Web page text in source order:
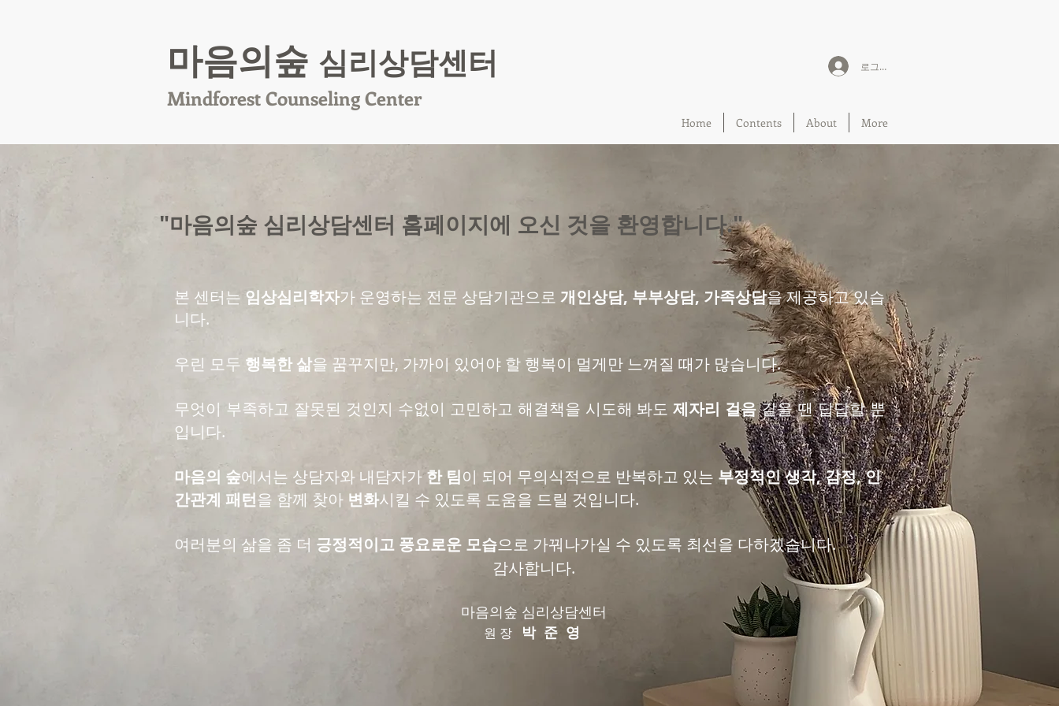
마음의숲 심리상담센터
Mindforest Counseling Center
로그인
Home Contents About More
"마음의숲 심리상담센터 홈페이지에 오신 것을 환영합니다."
본 센터는 임상심리학자가 운영하는 전문 상담기관으로 개인상담, 부부상담, 가족상담을 제공하고 있습
니다.
우린 모두 행복한 삶을 꿈꾸지만, 가까이 있어야 할 행복이 멀게만 느껴질 때가 많습니다.
무엇이 부족하고 잘못된 것인지 수없이 고민하고 해결책을 시도해 봐도제자리 걸음같을 땐 답답할 뿐
입니다.
마음의 숲에서는 상담자와 내담자가한 팀이 되어 무의식적으로 반복하고 있는 부정적인 생각, 감정, 인
간관계 패턴을 함께 찾아 변화시킬 수 있도록 도움을 드릴 것입니다.
여러분의 삶을 좀 더 긍정적이고 풍요로운 모습으로 가꿔나가실 수 있도록 최선을 다하겠습니다.
감사합니다.
마음의숲 심리상담센터
원 장 박 준 영